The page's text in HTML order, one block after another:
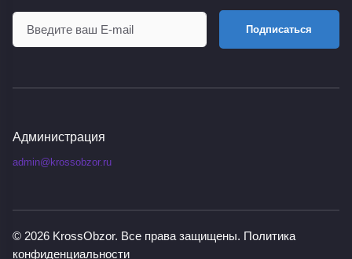
Подписаться
Администрация
admin@krossobzor.ru
© 2026 KrossObzor. Все права защищены. Политика
конфиденциальности